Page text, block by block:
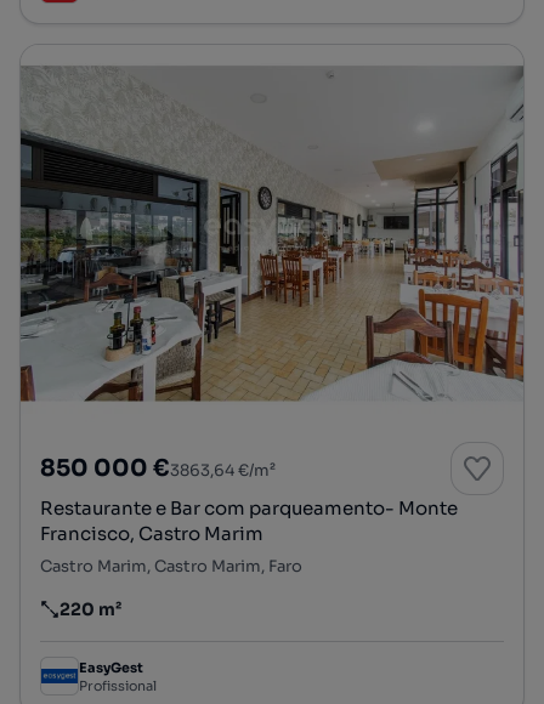
850 000 €3863,64 €/m²
Restaurante e Bar com parqueamento- Monte
Francisco, Castro Marim
Castro Marim, Castro Marim, Faro
Preço por metro quadrado
220 m²
EasyGest
Profissional